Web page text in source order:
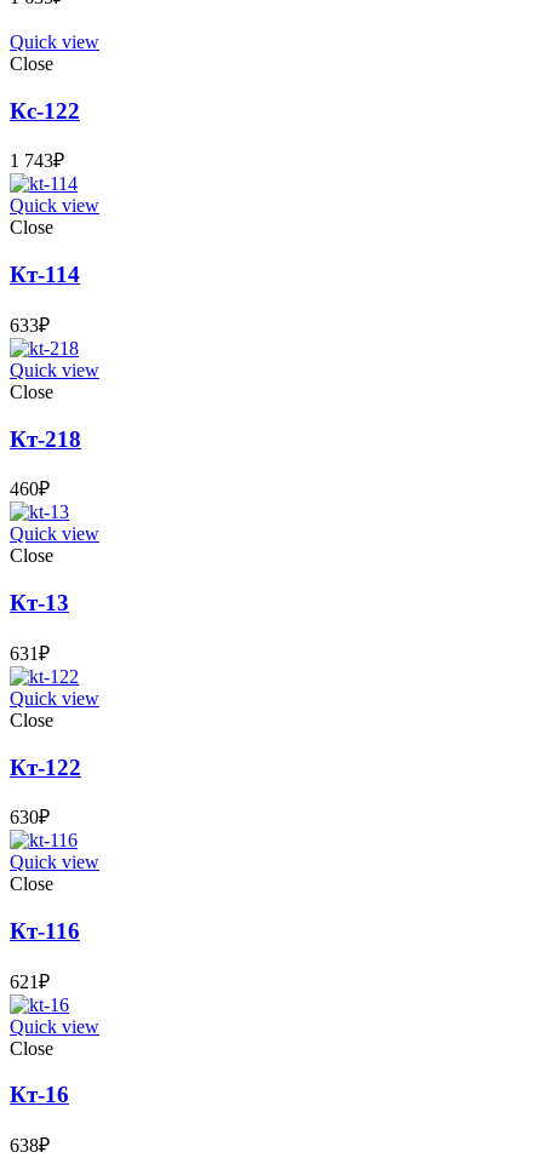
Quick view
Close
Кс-122
1 743₽
Quick view
Close
Кт-114
633₽
Quick view
Close
Кт-218
460₽
Quick view
Close
Кт-13
631₽
Quick view
Close
Кт-122
630₽
Quick view
Close
Кт-116
621₽
Quick view
Close
Кт-16
638₽